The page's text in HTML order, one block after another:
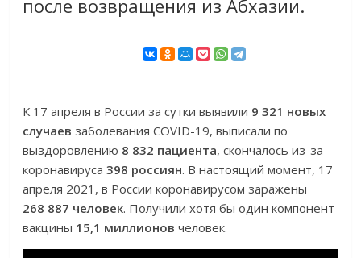
после возвращения из Абхазии.
К 17 апреля в России за сутки выявили 9 321 новых
случаев заболевания COVID-19, выписали по
выздоровлению 8 832 пациента, скончалось из-за
коронавируса398 россиян. В настоящий момент, 17
апреля 2021, в России коронавирусом заражены
268 887 человек. Получили хотя бы один компонент
вакцины 15,1 миллионов человек.